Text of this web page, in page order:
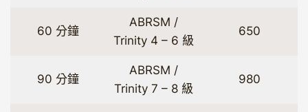
60 分鐘
ABRSM /
Trinity 4 – 6 級
650
90 分鐘
ABRSM /
Trinity 7 – 8 級
980